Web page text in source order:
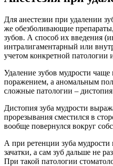
Для анестезии при удалении
же обезболивающие
зубов. А способ их введения
интралигаментарный или
учетом конкретной патологии
Удаление зубов мудрости чаще
поражением, а аномальным
сложные патологии –
Дистопия зуба мудрости
прорезывания сместился в
вообще повернулся вокруг
А при ретенции зуба мудрости
зачатки, а сам зуб дальше не
При такой патологии